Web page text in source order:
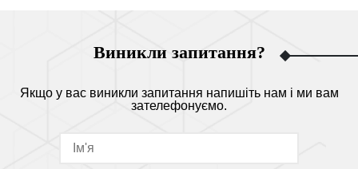
Виникли запитання?
Якщо у вас виникли запитання напишіть нам і ми вам
зателефонуємо.